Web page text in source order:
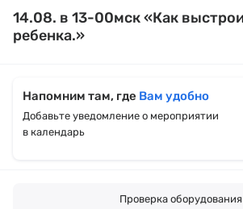
14.08. в 13-00мск «Как
ребенка.»
Напомним там, где Вам удобно
Добавьте уведомление о мероприятии
в календарь
Проверка оборудования